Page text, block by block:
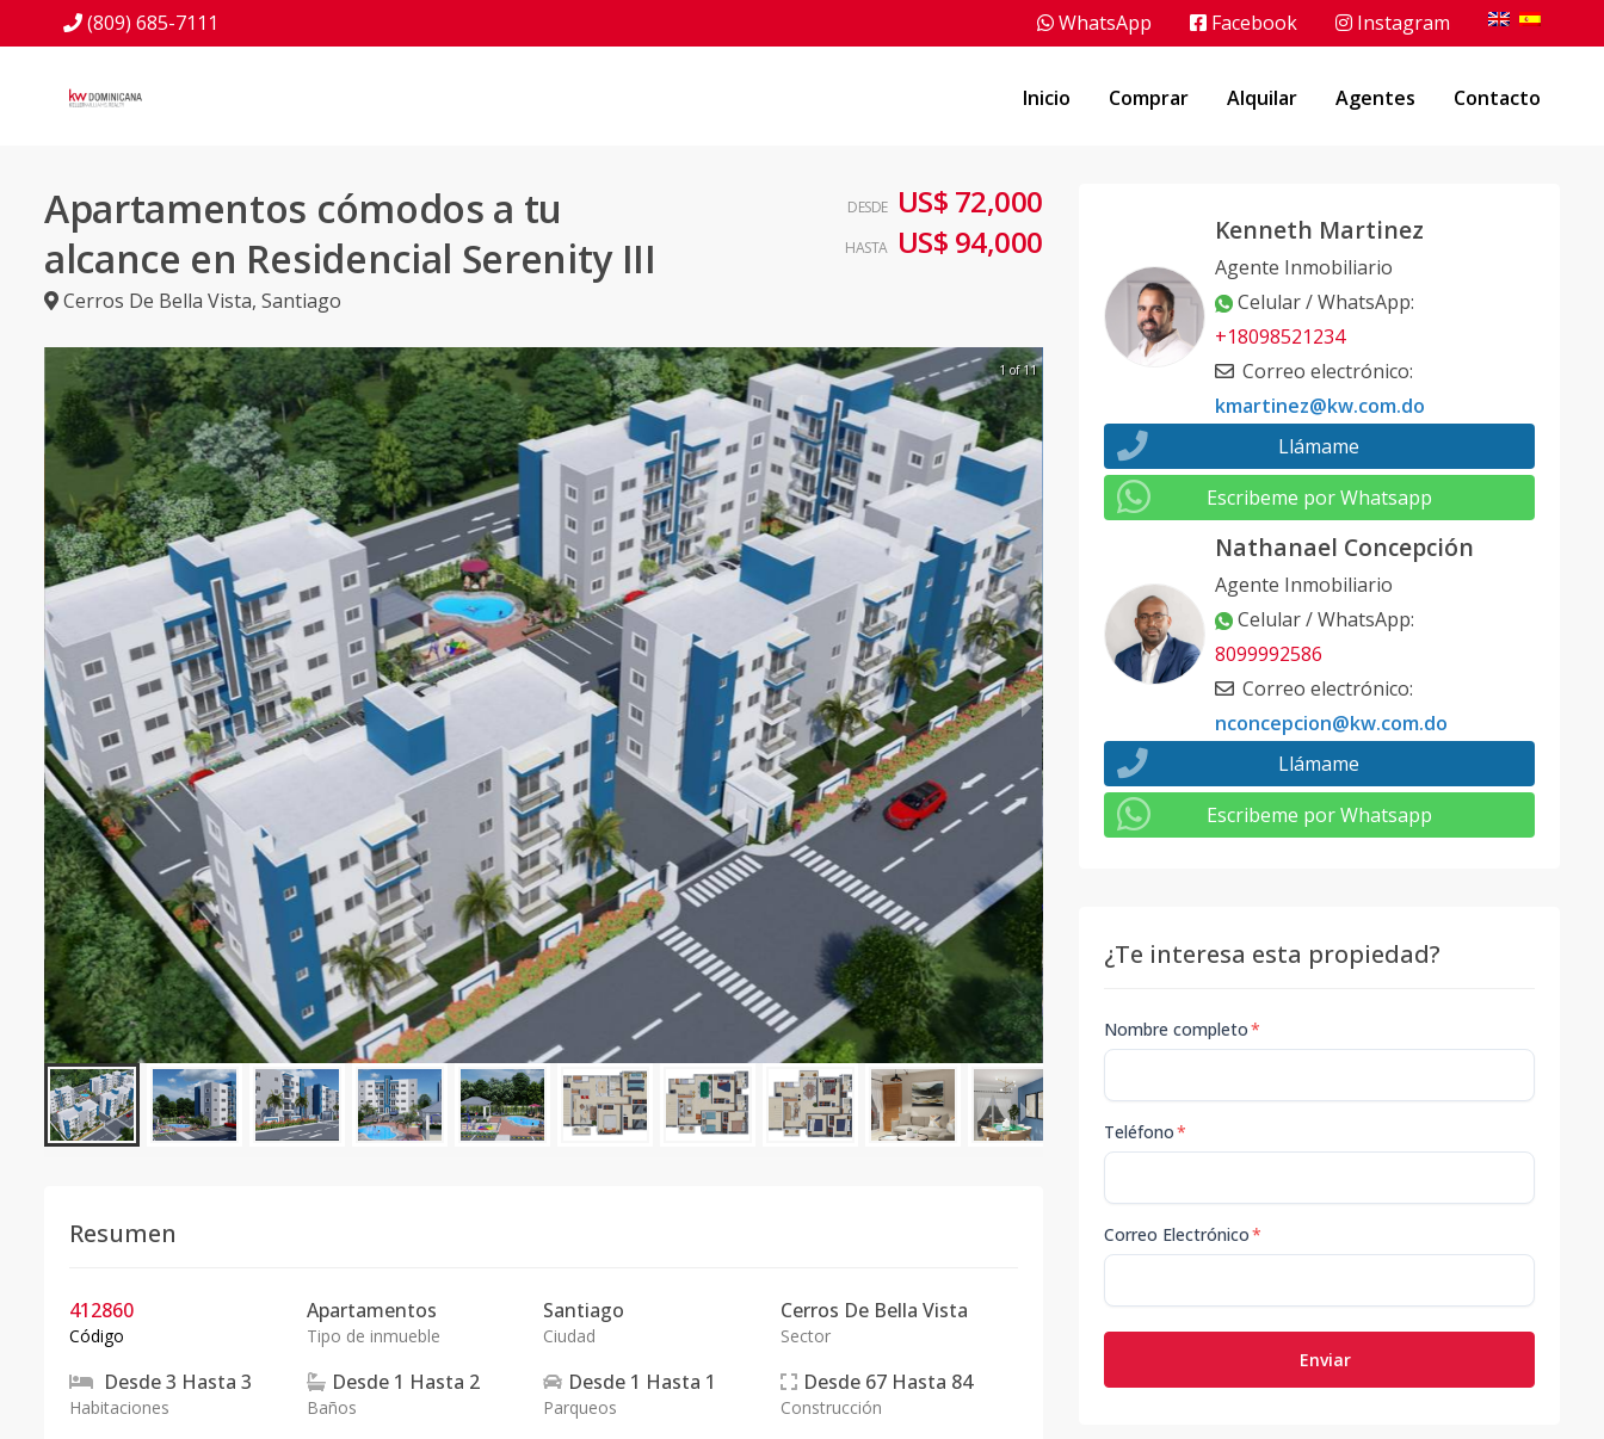
(809) 685-7111 WhatsApp Facebook Instagram
Inicio Comprar Alquilar Agentes Contacto
Apartamentos cómodos a tu
alcance en Residencial Serenity III
Cerros De Bella Vista, Santiago
DESDE US$ 72,000
HASTA US$ 94,000
1 of 11
Resumen
412860
Código
Apartamentos
Tipo de inmueble
Santiago
Ciudad
Cerros De Bella Vista
Sector
Desde3 Hasta 3
Habitaciones
Desde 1 Hasta 2
Baños
Desde 1 Hasta 1
Parqueos
Desde 67 Hasta 84
Construcción
Kenneth Martinez
Agente Inmobiliario
Celular / WhatsApp:
+18098521234
Correo electrónico:
kmartinez@kw.com.do
Llámame
Escribeme por Whatsapp
Nathanael Concepción
Agente Inmobiliario
Celular / WhatsApp:
8099992586
Correo electrónico:
nconcepcion@kw.com.do
Llámame
Escribeme por Whatsapp
¿Te interesa esta propiedad?
Nombre completo*
Teléfono*
Correo Electrónico*
Enviar